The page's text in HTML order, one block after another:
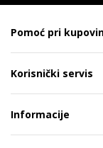
Pomoć pri
Korisnički servis
Informacije